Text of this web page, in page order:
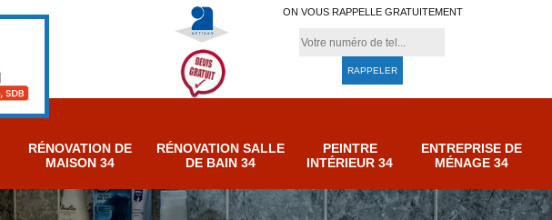
ON VOUS RAPPELLE GRATUITEMENT
RÉNOVATION DE
MAISON 34
RÉNOVATION SALLE
DE BAIN 34
PEINTRE
INTÉRIEUR 34
ENTREPRISE DE
MÉNAGE 34